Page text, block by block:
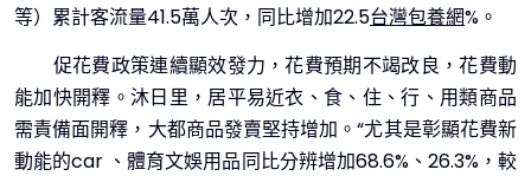
等）累計客流量41.5萬人次，同比增加22.5台灣包養網%。
促花費政策連續顯效發力，花費預期不竭改良，花費動
能加快開釋。沐日里，居平易近衣、食、住、行、用類商品
需責備面開釋，大都商品發賣堅持增加。“尤其是彰顯花費新
動能的car 、體育文娛用品同比分辨增加68.6%、26.3%，較